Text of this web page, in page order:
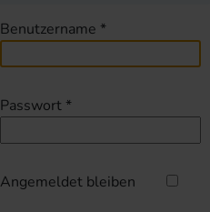
Benutzername *
Passwort *
Angemeldet bleiben